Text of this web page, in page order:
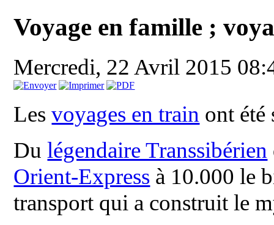
Voyage en famille ;
Mercredi, 22 Avril 2015
Lesvoyages en train ont été
Dulégendaire Transsibérien
Orient-Express à 10.000 le
transport qui a construit le